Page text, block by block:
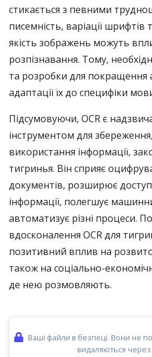
стикається з певними
писемність, варіації шрифтів
якість зображень можуть
розпізнавання. Тому,
та розробки для покращення
адаптації їх до специфіки
Підсумовуючи, OCR є
інструментом для
використання інформації,
тигринья. Він сприяє
документів, розширює доступ
інформації, полегшує
автоматизує різні процеси.
вдосконалення OCR для
позитивний вплив на
також на соціально-
де нею розмовляють.
Ваші файли в безпеці. Вони не
видаляються